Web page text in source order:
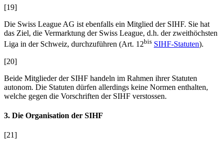
[19]
Die Swiss League AG ist ebenfalls ein Mitglied der SIHF. Sie hat
das Ziel, die Vermarktung der Swiss League, d.h. der zweithöchsten
Liga in der Schweiz, durchzuführen (Art. 12bis SIHF-Statuten).
[20]
Beide Mitglieder der SIHF handeln im Rahmen ihrer Statuten
autonom. Die Statuten dürfen allerdings keine Normen enthalten,
welche gegen die Vorschriften der SIHF verstossen.
3. Die Organisation der SIHF
[21]